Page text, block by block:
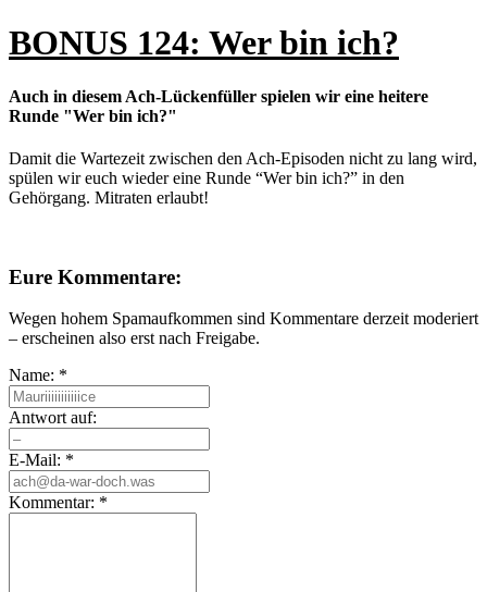
BONUS 124: Wer bin ich?
Auch in diesem Ach-Lückenfüller spielen wir eine heitere
Runde "Wer bin ich?"
Damit die Wartezeit zwischen den Ach-Episoden nicht zu lang wird,
spülen wir euch wieder eine Runde “Wer bin ich?” in den
Gehörgang. Mitraten erlaubt!
Eure Kommentare:
Wegen hohem Spamaufkommen sind Kommentare derzeit moderiert
– erscheinen also erst nach Freigabe.
Name: *
Antwort auf:
E-Mail: *
Kommentar: *